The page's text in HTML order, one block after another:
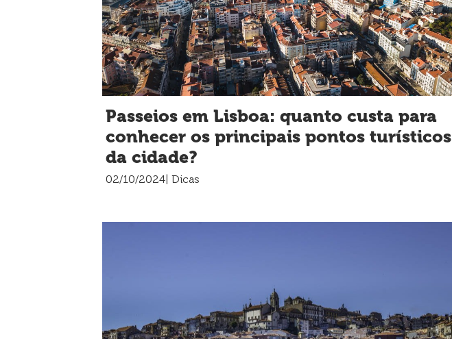
Passeios em Lisboa: quanto custa para
conhecer os principais pontos turísticos
da cidade?
02/10/2024| Dicas